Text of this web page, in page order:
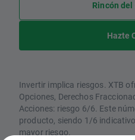
Rincón
Hazte
Invertir implica riesgos. XTB
Opciones, Derechos
Acciones: riesgo 6/6. Este
producto, siendo 1/6
mayor riesgo.